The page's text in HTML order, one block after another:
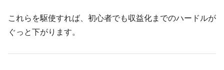
これらを駆使すれば、初心者でも収益化までのハードルが
ぐっと下がります。